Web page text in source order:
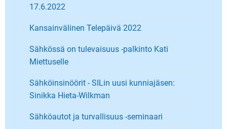
17.6.2022
Kansainvälinen Telepäivä 2022
Sähkössä on tulevaisuus -palkinto Kati
Miettuselle
Sähköinsinöörit - SILin uusi kunniajäsen:
Sinikka Hieta-Wilkman
Sähköautot ja turvallisuus -seminaari